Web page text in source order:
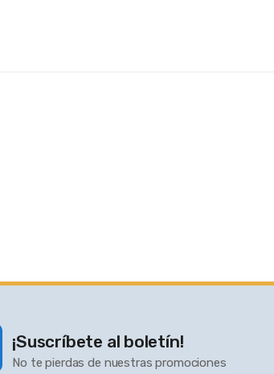
¡Suscríbete al boletín!
No te pierdas de nuestras promociones